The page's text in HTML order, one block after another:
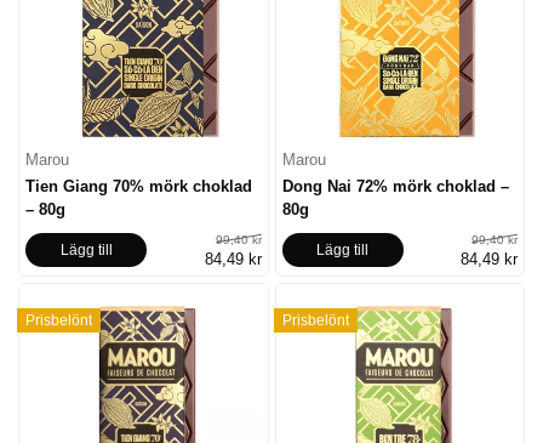
Marou
Tien Giang 70% mörk choklad
– 80g
Lägg till
99,40 kr
84,49 kr
Marou
Dong Nai 72% mörk choklad –
80g
Lägg till
99,40 kr
84,49 kr
Prisbelönt Prisbelönt